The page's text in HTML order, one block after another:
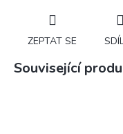
ZEPTAT SE
Související